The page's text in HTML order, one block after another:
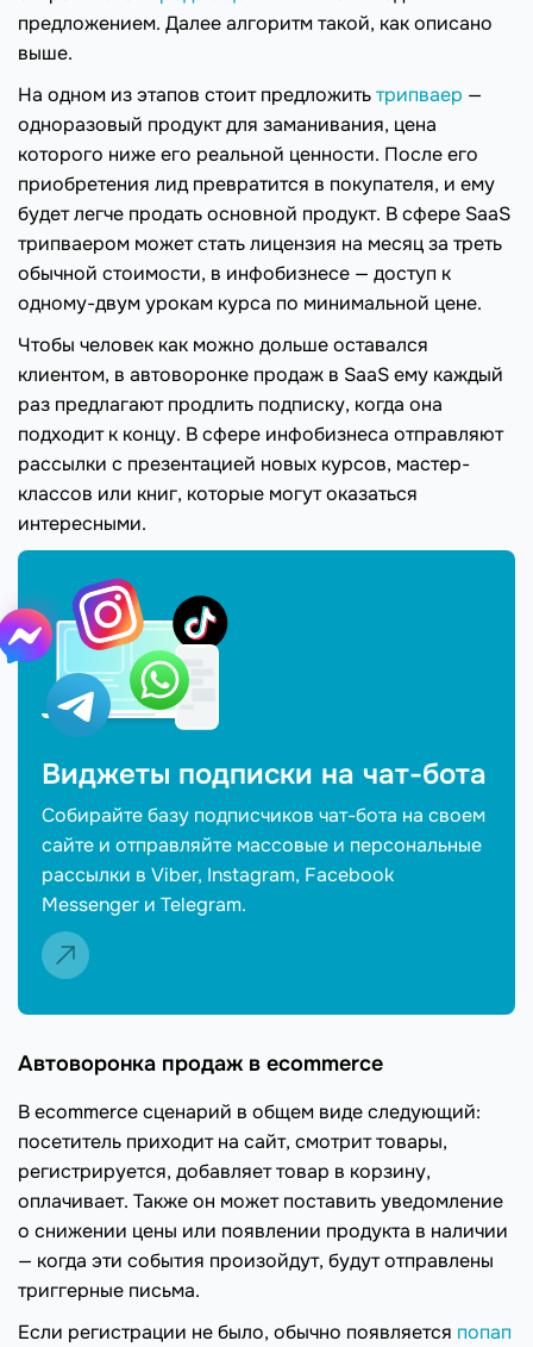
предложением. Далее алгоритм такой, как описано
выше.
На одном из этапов стоит предложитьтрипваер —
одноразовый продукт для заманивания, цена
которого ниже его реальной ценности. После его
приобретения лид превратится в покупателя, и ему
будет легче продать основной продукт. В сфере SaaS
трипваером может стать лицензия на месяц за треть
обычной стоимости, в инфобизнесе — доступ к
одному-двум урокам курса по минимальной цене.
Чтобы человек как можно дольше оставался
клиентом, в автоворонке продаж в SaaS ему каждый
раз предлагают продлить подписку, когда она
подходит к концу. В сфере инфобизнеса отправляют
рассылки с презентацией новых курсов, мастер-
классов или книг, которые могут оказаться
интересными.
Виджеты подписки на чат-бота
Собирайте базу подписчиков чат-бота на своем
сайте и отправляйте массовые и персональные
рассылки в Viber, Instagram, Facebook
Messenger и Telegram.
Автоворонка продаж в ecommerce
В ecommerce сценарий в общем виде следующий:
посетитель приходит на сайт, смотрит товары,
регистрируется, добавляет товар в корзину,
оплачивает. Также он может поставить уведомление
о снижении цены или появлении продукта в наличии
— когда эти события произойдут, будут отправлены
триггерные письма.
Если регистрации не было, обычно появляется попап